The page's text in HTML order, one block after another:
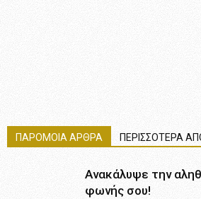
ΠΑΡΟΜΟΙΑ ΑΡΘΡΑ ΠΕΡΙΣΣΟΤΕΡΑ
Ανακάλυψε την
φωνής σου!